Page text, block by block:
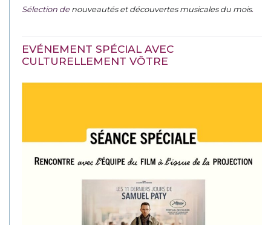
Sélection denouveautés et découvertes musicales du mois.
EVÉNEMENT SPÉCIAL AVEC
CULTURELLEMENT VÔTRE